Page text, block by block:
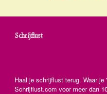
Schrijflust
Haal je schrijflust terug. Waar
Schrijflust.com voor meer dan